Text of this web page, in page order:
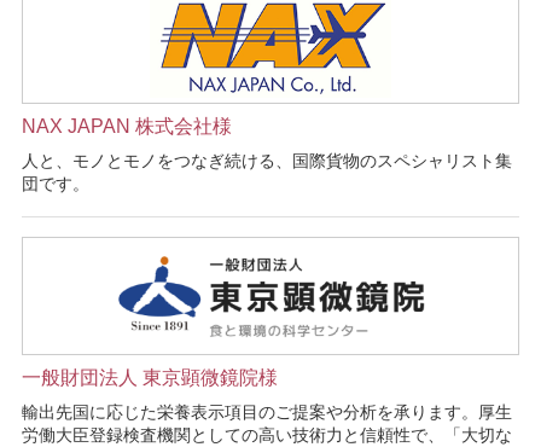
NAX JAPAN 株式会社様
人と、モノとモノをつなぎ続ける、国際貨物のスペシャリスト集
団です。
一般財団法人 東京顕微鏡院様
輸出先国に応じた栄養表示項目のご提案や分析を承ります。厚生
労働大臣登録検査機関としての高い技術力と信頼性で、「大切な